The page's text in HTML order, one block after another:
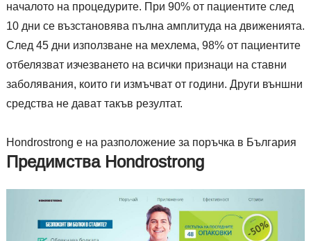
началото на процедурите. При 90% от пациентите след
10 дни се възстановява пълна амплитуда на движенията.
След 45 дни използване на мехлема, 98% от пациентите
отбелязват изчезването на всички признаци на ставни
заболявания, които ги измъчват от години. Други външни
средства не дават такъв резултат.
Hondrostrong е на разположение за поръчка в България
Предимства Hondrostrong